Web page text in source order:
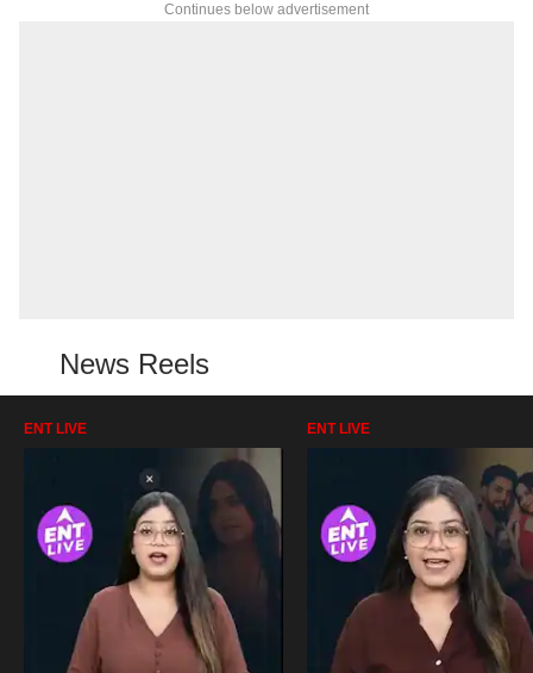
Continues below advertisement
News Reels
ENT LIVE ENT LIVE